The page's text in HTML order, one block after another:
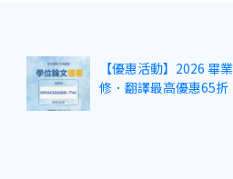
【優惠活動】2026 畢
修．翻譯最高優惠65折